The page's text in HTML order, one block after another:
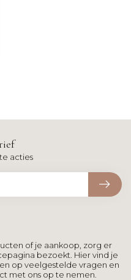
of je aankoop, zorg er
bezoekt. Hier vind je
op veelgestelde vragen en
met ons op te nemen.
acties